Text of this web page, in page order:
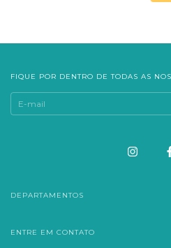
FIQUE POR DENTRO DE TODAS AS
DEPARTAMENTOS
ENTRE EM CONTATO